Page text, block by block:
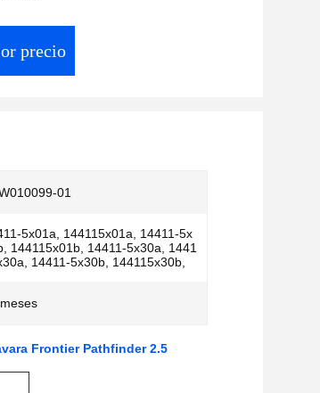
precio
01
5x01a, 144115x01a, 14411-5x
144115x01b, 14411-5x30a, 1441
14411-5x30b, 144115x30b,
Frontier Pathfinder 2.5